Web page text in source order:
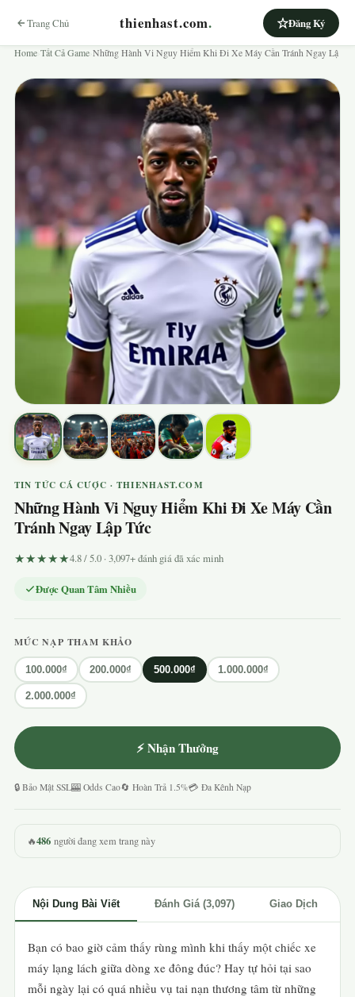
Trang Chủ thienhast.com. Đăng Ký
Home Tất Cả Game Những Hành Vi Nguy Hiểm Khi Đi Xe Máy Cần Tránh Ngay Lậ
TIN TỨC CÁ CƯỢC · THIENHAST.COM
Những Hành Vi Nguy Hiểm Khi Đi Xe Máy Cần
Tránh Ngay Lập Tức
★★★★★4.8 / 5.0 · 3,097+ đánh giá đã xác minh
Được Quan Tâm Nhiều
MỨC NẠP THAM KHẢO
100.000₫ 200.000₫ 500.000₫ 1.000.000₫
2.000.000₫
⚡ Nhận Thưởng
🔒 Bảo Mật SSL🎰 Odds Cao🔄 Hoàn Trả 1.5%💳 Đa Kênh Nạp
🔥486 người đang xem trang này
Nội Dung Bài Viết Đánh Giá (3,097) Giao Dịch
Bạn có bao giờ cảm thấy rùng mình khi thấy một chiếc xe
máy lạng lách giữa dòng xe đông đúc? Hay tự hỏi tại sao
mỗi ngày lại có quá nhiều vụ tai nạn thương tâm từ những